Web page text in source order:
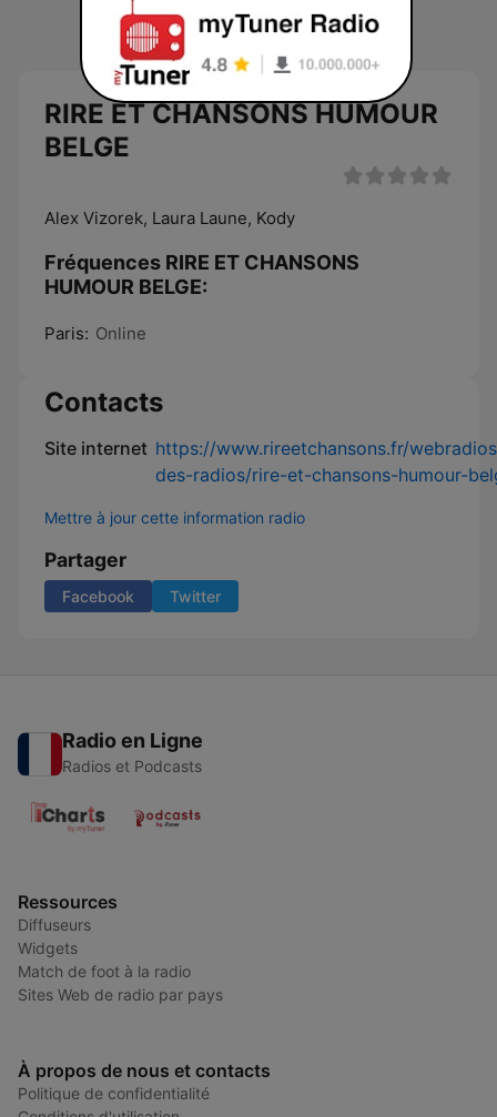
RIRE ET CHANSONS HUMOUR
BELGE
Alex Vizorek, Laura Laune, Kody
Fréquences RIRE ET CHANSONS
HUMOUR BELGE:
Paris: Online
Contacts
Site internet https://www.rireetchansons.fr/
des-radios/rire-et-chansons-humour-
Mettre à jour cette information radio
Partager
Facebook Twitter
Radio en Ligne
Radios et Podcasts
Ressources
Diffuseurs
Widgets
Match de foot à la radio
Sites Web de radio par pays
À propos de nous et contacts
Politique de confidentialité